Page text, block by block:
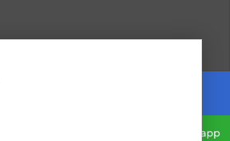
Powered by Nexura